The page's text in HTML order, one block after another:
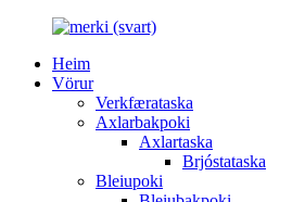
Heim
Vörur
Verkfærataska
Axlarbakpoki
Axlartaska
Brjóstataska
Bleiupoki